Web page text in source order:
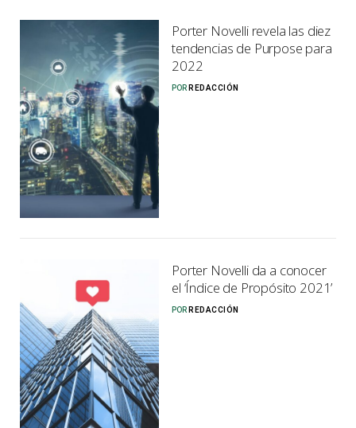
Porter Novelli revela las diez
tendencias de Purpose para
2022
POR REDACCIÓN
Porter Novelli da a conocer
el ‘Índice de Propósito 2021’
POR REDACCIÓN